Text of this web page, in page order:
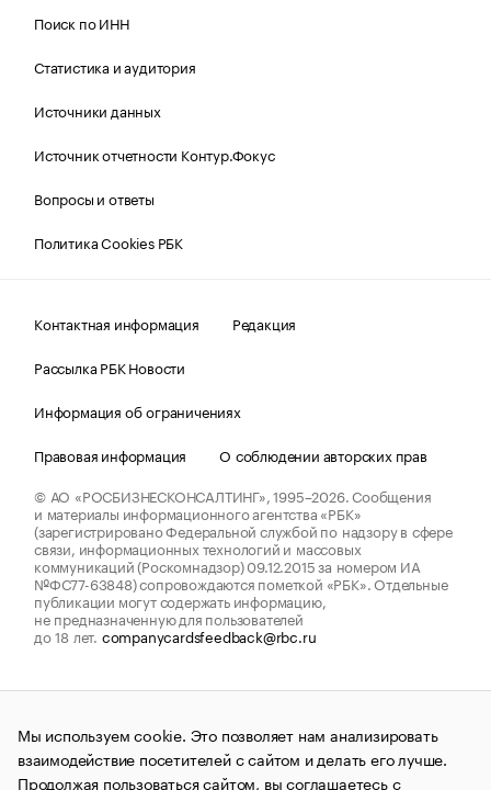
Поиск по ИНН
Статистика и аудитория
Источники данных
Источник отчетности Контур.Фокус
Вопросы и ответы
Политика Cookies РБК
Контактная информация
Редакция
Рассылка РБК Новости
Информация об ограничениях
Правовая информация
О соблюдении авторских прав
© АО «РОСБИЗНЕСКОНСАЛТИНГ»,1995–2026. Сообщения
и материалы информационного агентства «РБК»
(зарегистрировано Федеральной службой по надзору в сфере
связи, информационных технологий и массовых
коммуникаций (Роскомнадзор) 09.12.2015 за номером ИА
№ФС77-63848) сопровождаются пометкой «РБК». Отдельные
публикации могут содержать информацию,
не предназначенную для пользователей
до 18 лет. companycardsfeedback@rbc.ru
Мы используем cookie. Это позволяет нам анализировать
взаимодействие посетителей с сайтом и делать его лучше.
Продолжая пользоваться сайтом, вы соглашаетесь с